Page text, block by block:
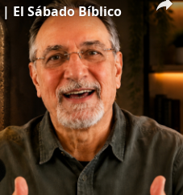
El Sábado Bíblico